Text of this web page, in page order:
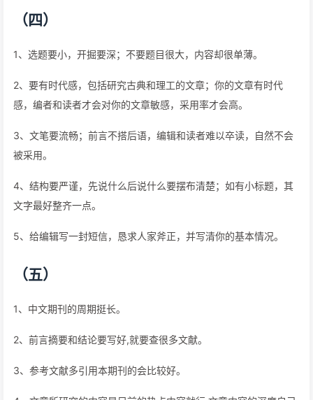
（四）
1、选题要小，开掘要深；不要题目很大，内容却很单薄。
2、要有时代感，包括研究古典和理工的文章；你的文章有时代
感，编者和读者才会对你的文章敏感，采用率才会高。
3、文笔要流畅；前言不搭后语，编辑和读者难以卒读，自然不会
被采用。
4、结构要严谨，先说什么后说什么要摆布清楚；如有小标题，其
文字最好整齐一点。
5、给编辑写一封短信，恳求人家斧正，并写清你的基本情况。
（五）
1、中文期刊的周期挺长。
2、前言摘要和结论要写好,就要查很多文献。
3、参考文献多引用本期刊的会比较好。